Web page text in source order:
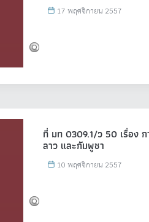
17 พฤศจิกายน 2557
ที่ มท 0309.1/ว 50 เรื่อง
ลาว และกัมพูชา
10 พฤศจิกายน 2557